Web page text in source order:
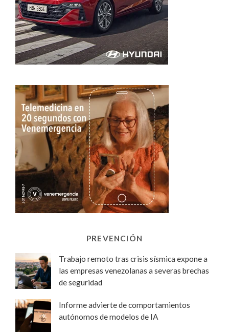
PREVENCIÓN
Trabajo remoto tras crisis sísmica expone a
las empresas venezolanas a severas brechas
de seguridad
Informe advierte de comportamientos
autónomos de modelos de IA